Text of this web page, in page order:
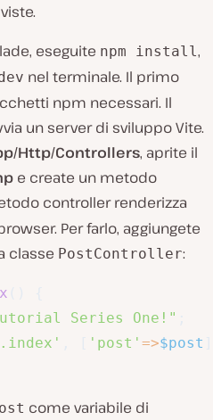
eseguite npm install ,
nel terminale. Il primo
npm necessari. Il
un server di sviluppo Vite.
Http/Controllers, aprite il
e create un metodo
controller renderizza
Per farlo, aggiungete
classe PostController:
Series One!"
'post' =>$post
come variabile di